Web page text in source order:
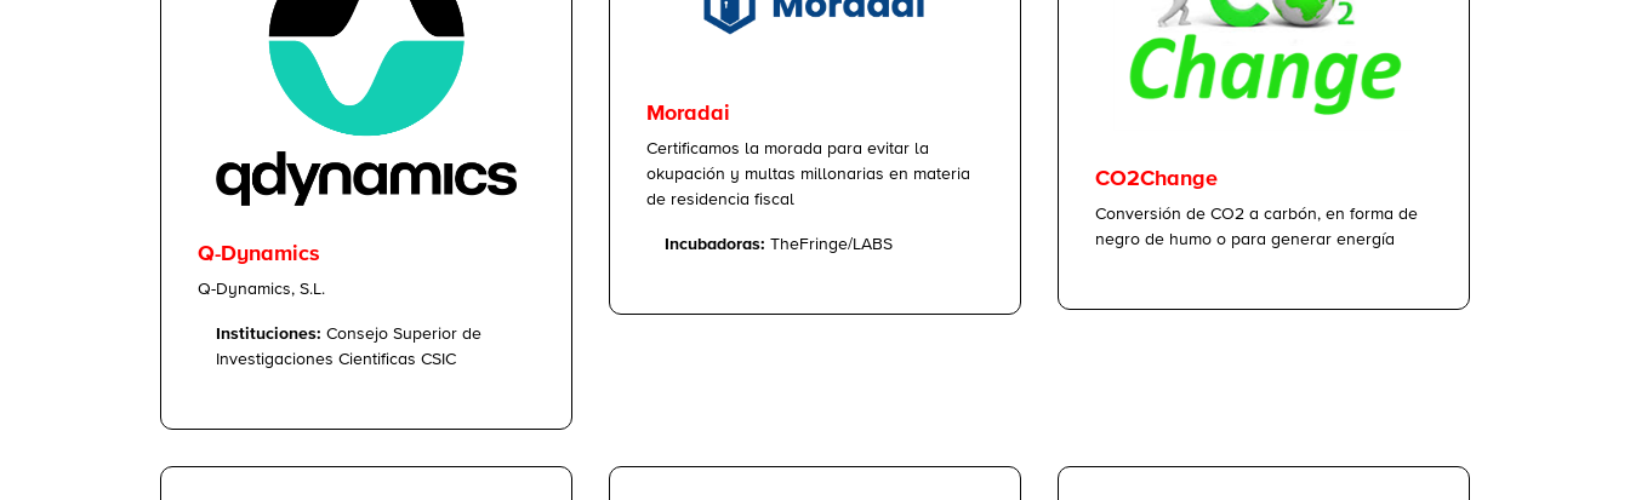
Q-Dynamics
Q-Dynamics, S.L.
Instituciones: Consejo Superior de
Investigaciones Cientificas CSIC
Moradai
Certificamos la morada para evitar la
okupación y multas millonarias en materia
de residencia fiscal
Incubadoras: TheFringe/LABS
CO2Change
Conversión de CO2 a carbón, en forma de
negro de humo o para generar energía